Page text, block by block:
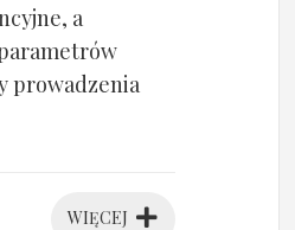
a
prowadzenia
WIĘCEJ